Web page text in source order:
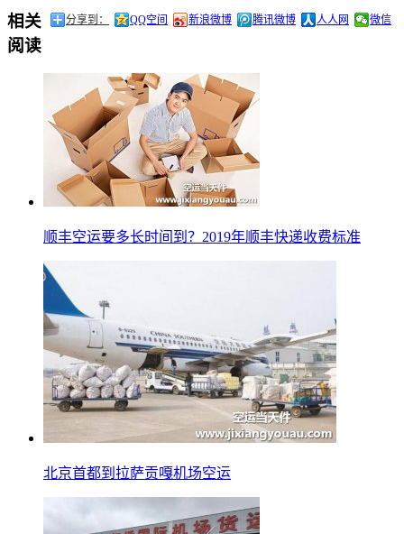
分享到： QQ空间 新浪微博 腾讯微博 人人网 微信
相关
阅读
顺丰空运要多长时间到？2019年顺丰快递收费标准
北京首都到拉萨贡嘎机场空运